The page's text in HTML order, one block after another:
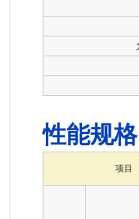
性能规格
项目